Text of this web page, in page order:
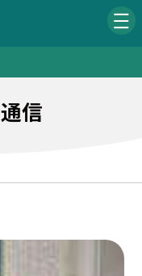
信